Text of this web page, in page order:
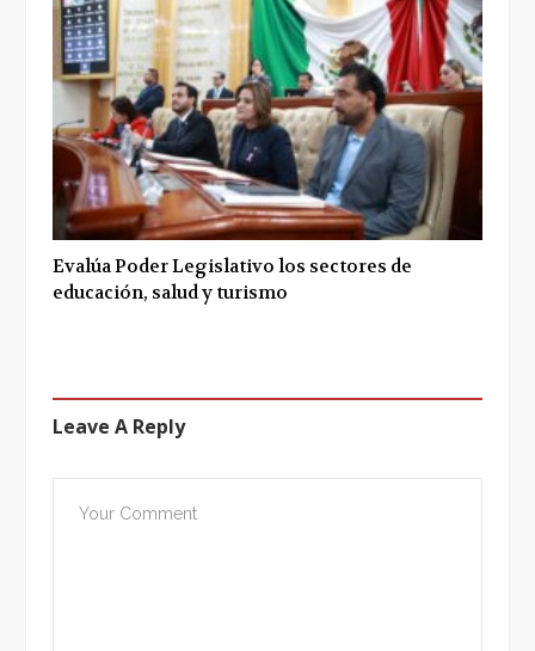
Evalúa Poder Legislativo los sectores de
educación, salud y turismo
Leave A Reply